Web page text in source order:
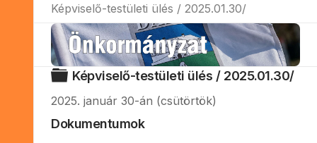
Képviselő-testületi ülés / 2025.01.30/
Mappa
Képviselő-testületi ülés / 2025.01.30/
2025. január 30-án (csütörtök)
Dokumentumok